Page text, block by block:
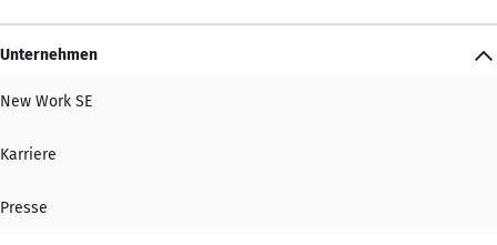
Unternehmen
New Work SE
Karriere
Presse